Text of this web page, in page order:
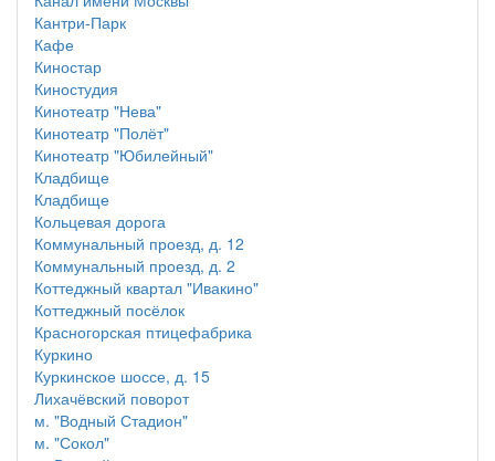
Кантри-Парк
Кафе
Киностар
Киностудия
Кинотеатр "Нева"
Кинотеатр "Полёт"
Кинотеатр "Юбилейный"
Кладбище
Кладбище
Кольцевая дорога
Коммунальный проезд, д. 12
Коммунальный проезд, д. 2
Коттеджный квартал "Ивакино"
Коттеджный посёлок
Красногорская птицефабрика
Куркино
Куркинское шоссе, д. 15
Лихачёвский поворот
м. "Водный Стадион"
м. "Сокол"